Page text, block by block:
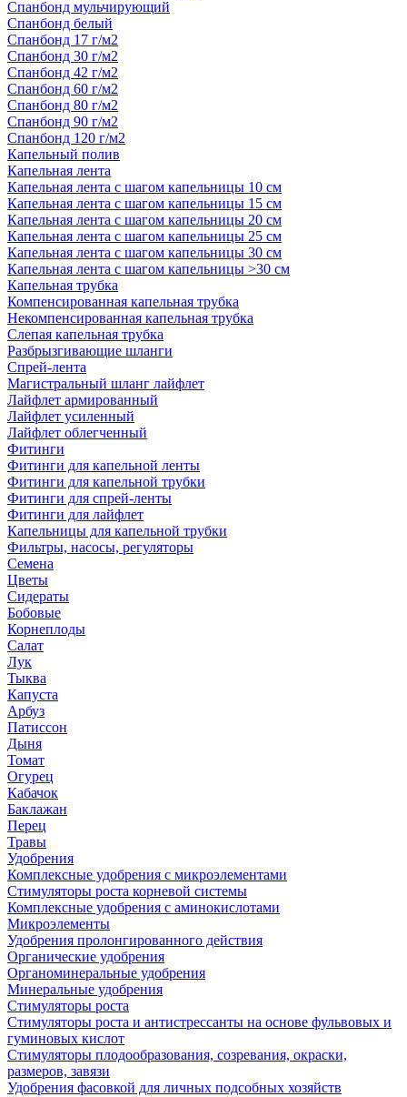
Спанбонд мульчирующий
Спанбонд белый
Спанбонд 17 г/м2
Спанбонд 30 г/м2
Спанбонд 42 г/м2
Спанбонд 60 г/м2
Спанбонд 80 г/м2
Спанбонд 90 г/м2
Спанбонд 120 г/м2
Капельный полив
Капельная лента
Капельная лента с шагом капельницы 10 см
Капельная лента с шагом капельницы 15 см
Капельная лента с шагом капельницы 20 см
Капельная лента с шагом капельницы 25 см
Капельная лента с шагом капельницы 30 см
Капельная лента с шагом капельницы >30 см
Капельная трубка
Компенсированная капельная трубка
Некомпенсированная капельная трубка
Слепая капельная трубка
Разбрызгивающие шланги
Спрей-лента
Магистральный шланг лайфлет
Лайфлет армированный
Лайфлет усиленный
Лайфлет облегченный
Фитинги
Фитинги для капельной ленты
Фитинги для капельной трубки
Фитинги для спрей-ленты
Фитинги для лайфлет
Капельницы для капельной трубки
Фильтры, насосы, регуляторы
Семена
Цветы
Сидераты
Бобовые
Корнеплоды
Салат
Лук
Тыква
Капуста
Арбуз
Патиссон
Дыня
Томат
Огурец
Кабачок
Баклажан
Перец
Травы
Удобрения
Комплексные удобрения с микроэлементами
Стимуляторы роста корневой системы
Комплексные удобрения с аминокислотами
Микроэлементы
Удобрения пролонгированного действия
Органические удобрения
Органоминеральные удобрения
Минеральные удобрения
Стимуляторы роста
Стимуляторы роста и антистрессанты на основе фульвовых и
гуминовых кислот
Стимуляторы плодообразования, созревания, окраски,
размеров, завязи
Удобрения фасовкой для личных подсобных хозяйств